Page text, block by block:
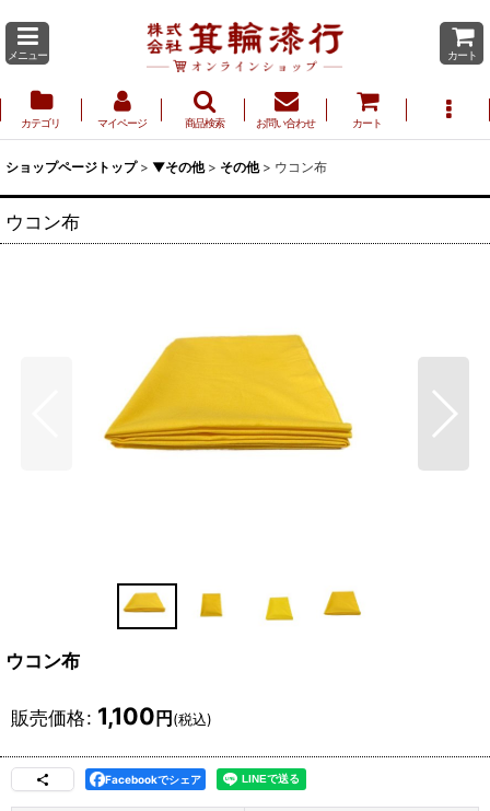
メニュー カート
カテゴリ マイページ 商品検索 お問い合わせ カート
ショップページトップ > ▼その他 > その他 > ウコン布
ウコン布
ウコン布
販売価格: 1,100円(税込)
Facebookでシェア